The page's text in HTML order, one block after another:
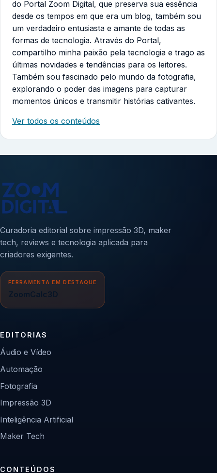
do Portal Zoom Digital, que preserva sua essência
desde os tempos em que era um blog, também sou
um verdadeiro entusiasta e amante de todas as
formas de tecnologia. Através do Portal,
compartilho minha paixão pela tecnologia e trago as
últimas novidades e tendências para os leitores.
Também sou fascinado pelo mundo da fotografia,
explorando o poder das imagens para capturar
momentos únicos e transmitir histórias cativantes.
Ver todos os conteúdos
Curadoria editorial sobre impressão 3D, maker
tech, reviews e tecnologia aplicada para
criadores exigentes.
FERRAMENTA EM DESTAQUE
ZoomCalc3D
EDITORIAS
Áudio e Vídeo
Automação
Fotografia
Impressão 3D
Inteligência Artificial
Maker Tech
CONTEÚDOS